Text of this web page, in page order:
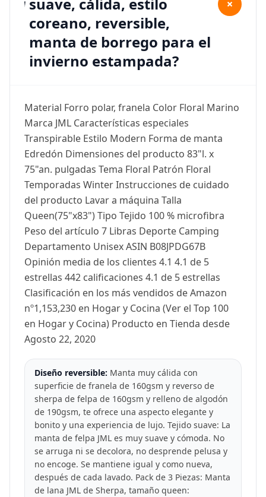
coreano, reversible,
manta de borrego para el
invierno estampada?
+
Material Forro polar, franela Color Floral Marino
Marca JML Características especiales
Transpirable Estilo Modern Forma de manta
Edredón Dimensiones del producto 83"l. x
75"an. pulgadas Tema Floral Patrón Floral
Temporadas Winter Instrucciones de cuidado
del producto Lavar a máquina Talla
Queen(75"x83") Tipo Tejido 100 % microfibra
Peso del artículo 7 Libras Deporte Camping
Departamento Unisex ASIN B08JPDG67B
Opinión media de los clientes 4.1 4.1 de 5
estrellas 442 calificaciones 4.1 de 5 estrellas
Clasificación en los más vendidos de Amazon
nº1,153,230 en Hogar y Cocina (Ver el Top 100
en Hogar y Cocina) Producto en Tienda desde
Agosto 22, 2020
Diseño reversible: Manta muy cálida con
superficie de franela de 160gsm y reverso de
sherpa de felpa de 160gsm y relleno de algodón
de 190gsm, te ofrece una aspecto elegante y
bonito y una experiencia de lujo. Tejido suave: La
manta de felpa JML es muy suave y cómoda. No
se arruga ni se decolora, no desprende pelusa y
no encoge. Se mantiene igual y como nueva,
después de cada lavado. Pack de 3 Piezas: Manta
de lana JML de Sherpa, tamaño queen: